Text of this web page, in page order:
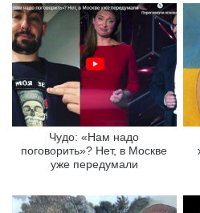
Чудо: «Нам надо
поговорить»? Нет, в Москве
уже передумали